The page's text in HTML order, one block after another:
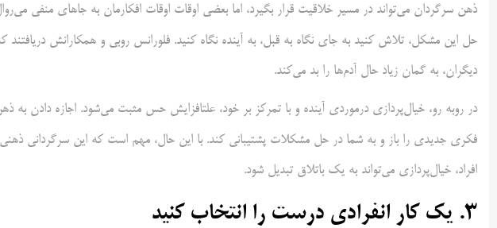
ذهن سرگردان می‌تواند در مسیر خلاقیت قرار بگیرد، اما بعضی اوقات اوقات افکارمان به جاهای منفی
حل این مشکل، تلاش کنید به جای نگاه به قبل، به آینده نگاه کنید. فلورانس روبی و همکارانش دریافتند
دیگران، به گمان زیاد حال آدم‌ها را بد می‌کند.
در روبه رو، خیال‌پردازی درمورد‌ی آینده و با تمرکز بر خود، علتافزایش حس مثبت می‌شود. اجازه دادن به
فکری جدیدی را باز و به شما در حل مشکلات پشتیبانی کند. با این حال، مهم است که این سرگردانی
افراد، خیال‌پردازی می‌تواند به یک باتلاق تبدیل شود.
۳. یک کار انفرادی درست را انتخاب کنید